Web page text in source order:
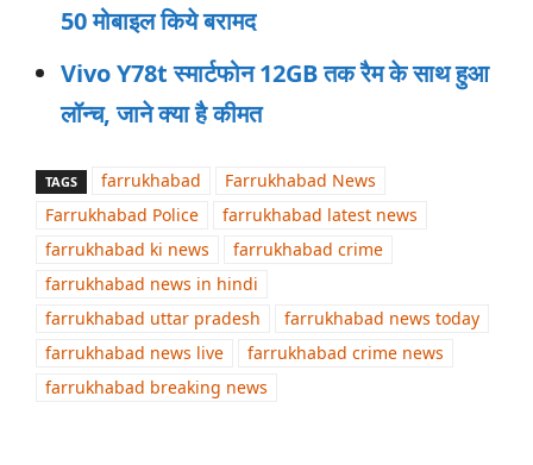
50 मोबाइल किये बरामद
Vivo Y78t स्‍मार्टफोन 12GB तक रैम के साथ हुआ
लॉन्‍च, जाने क्या है कीमत
TAGS farrukhabad
Farrukhabad News
Farrukhabad Police
farrukhabad latest news
farrukhabad ki news
farrukhabad crime
farrukhabad news in hindi
farrukhabad uttar pradesh
farrukhabad news today
farrukhabad news live
farrukhabad crime news
farrukhabad breaking news